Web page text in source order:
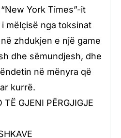
York Times”-it
mëlçisë nga toksinat
zhdukjen e një game
dhe sëmundjesh, dhe
në mënyra që
kurrë.
TË GJENI PËRGJIGJE